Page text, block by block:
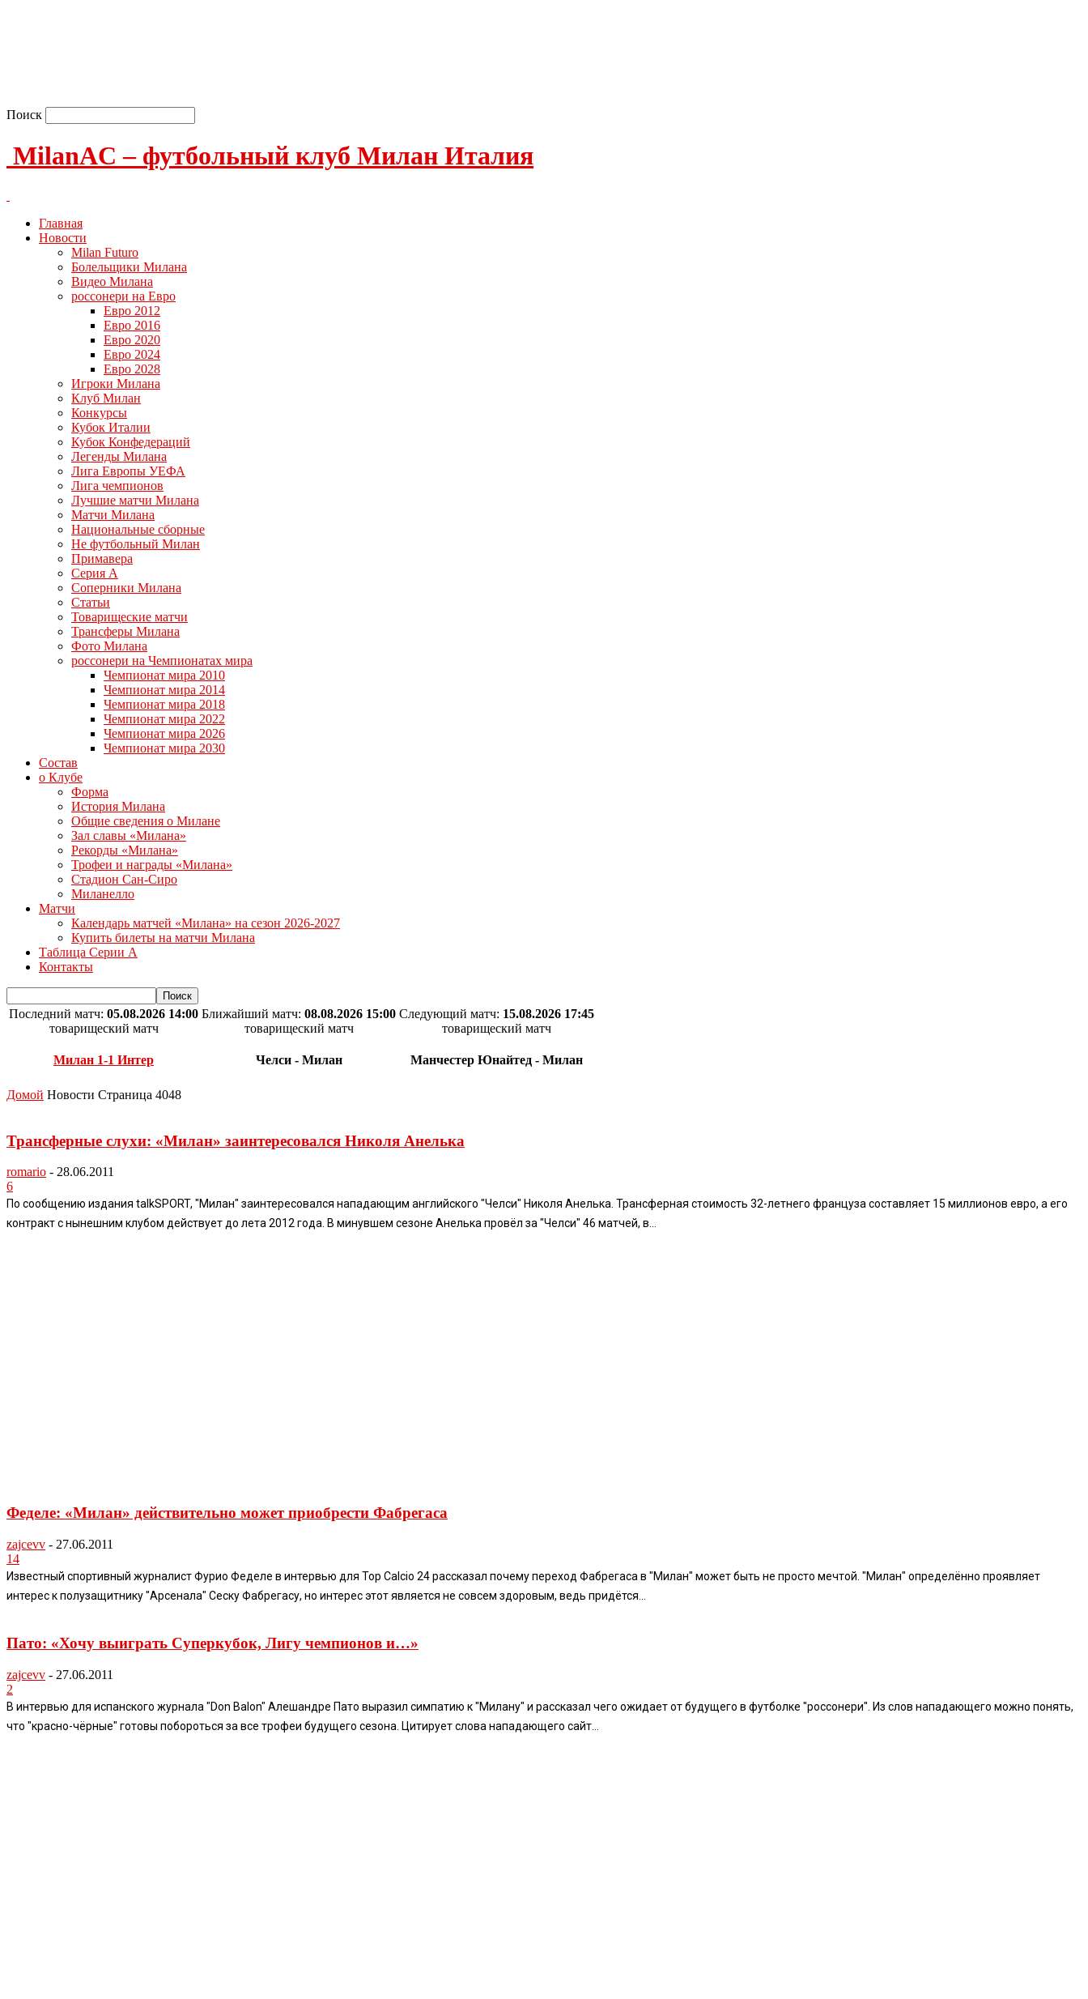
Поиск
MilanAC – футбольный клуб Милан Италия
Главная
Новости
Milan Futuro
Болельщики Милана
Видео Милана
россонери на Евро
Евро 2012
Евро 2016
Евро 2020
Евро 2024
Евро 2028
Игроки Милана
Клуб Милан
Конкурсы
Кубок Италии
Кубок Конфедераций
Легенды Милана
Лига Европы УЕФА
Лига чемпионов
Лучшие матчи Милана
Матчи Милана
Национальные сборные
Не футбольный Милан
Примавера
Серия А
Соперники Милана
Статьи
Товарищеские матчи
Трансферы Милана
Фото Милана
россонери на Чемпионатах мира
Чемпионат мира 2010
Чемпионат мира 2014
Чемпионат мира 2018
Чемпионат мира 2022
Чемпионат мира 2026
Чемпионат мира 2030
Состав
о Клубе
Форма
История Милана
Общие сведения о Милане
Зал славы «Милана»
Рекорды «Милана»
Трофеи и награды «Милана»
Стадион Сан-Сиро
Миланелло
Матчи
Календарь матчей «Милана» на сезон 2026-2027
Купить билеты на матчи Милана
Таблица Серии А
Контакты
Последний матч: 05.08.2026 14:00
товарищеский матч
Милан 1-1 Интер
Ближайший матч: 08.08.2026 15:00
товарищеский матч
Челси - Милан
Следующий матч: 15.08.2026 17:45
товарищеский матч
Манчестер Юнайтед - Милан
Домой Новости Страница 4048
Трансферные слухи: «Милан» заинтересовался Николя Анелька
romario - 28.06.2011
6
По сообщению издания talkSPORT, "Милан" заинтересовался нападающим английского "Челси" Николя Анелька. Трансферная стоимость 32-летнего француза составляет 15 миллионов евро, а его
контракт с нынешним клубом действует до лета 2012 года. В минувшем сезоне Анелька провёл за "Челси" 46 матчей, в...
Феделе: «Милан» действительно может приобрести Фабрегаса
zajcevv - 27.06.2011
14
Известный спортивный журналист Фурио Феделе в интервью для Top Calcio 24 рассказал почему переход Фабрегаса в "Милан" может быть не просто мечтой. "Милан" определённо проявляет
интерес к полузащитнику "Арсенала" Сеску Фабрегасу, но интерес этот является не совсем здоровым, ведь придётся...
Пато: «Хочу выиграть Суперкубок, Лигу чемпионов и…»
zajcevv - 27.06.2011
2
В интервью для испанского журнала "Don Balon" Алешандре Пато выразил симпатию к "Милану" и рассказал чего ожидает от будущего в футболке "россонери". Из слов нападающего можно понять,
что "красно-чёрные" готовы побороться за все трофеи будущего сезона. Цитирует слова нападающего сайт...